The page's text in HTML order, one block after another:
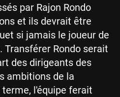
par Rajon Rondo
et ils devrait être
si jamais le joueur de
Transférer Rondo serait
des dirigeants des
ambitions de la
l'équipe ferait